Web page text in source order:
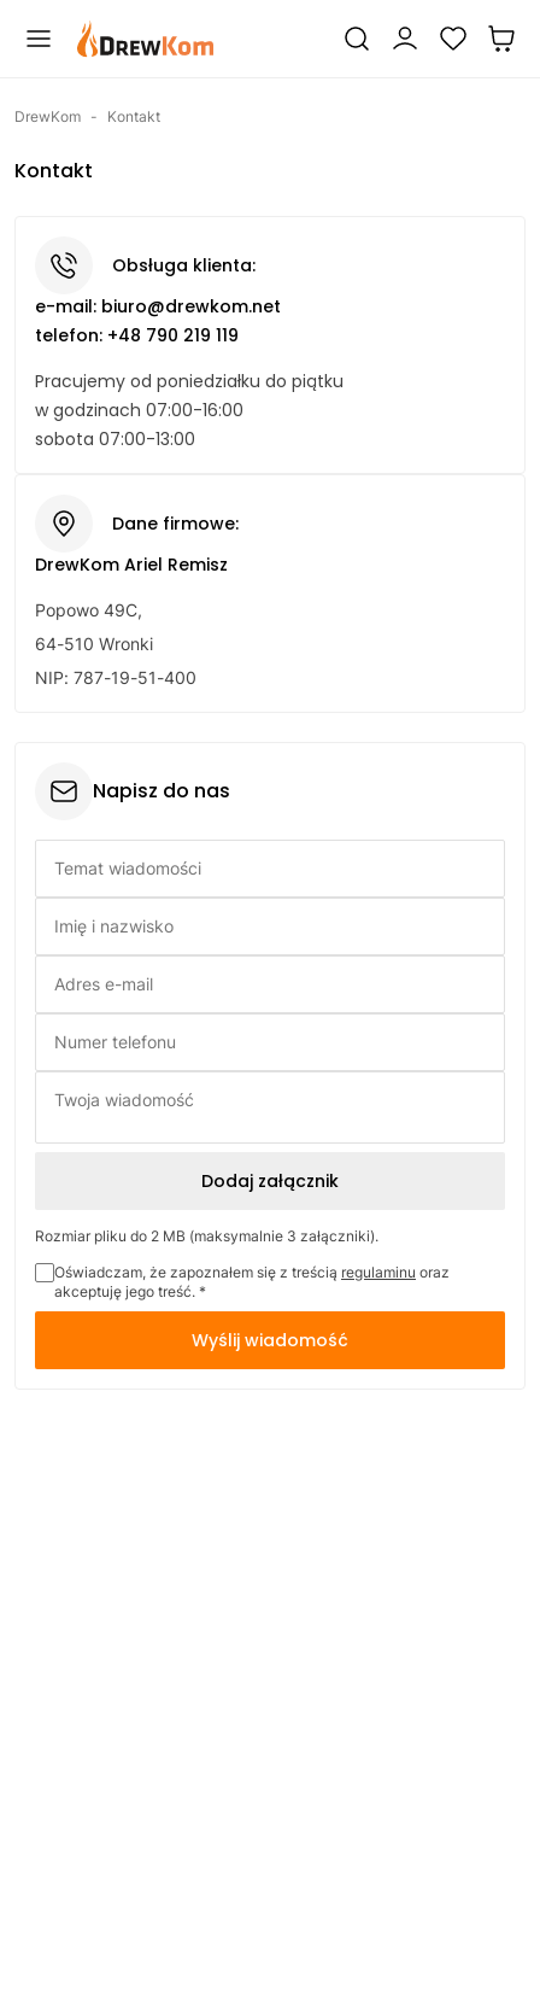
DrewKom - Kontakt
Kontakt
Obsługa klienta:
e-mail: biuro@drewkom.net
telefon: +48 790 219 119
Pracujemy od poniedziałku do piątku
w godzinach 07:00-16:00
sobota 07:00-13:00
Dane firmowe:
DrewKom Ariel Remisz
Popowo 49C,
64-510 Wronki
NIP: 787-19-51-400
Napisz do nas
Temat wiadomości
Imię i nazwisko
Adres e-mail
Numer telefonu
Twoja wiadomość
Dodaj załącznik
Rozmiar pliku do 2 MB (maksymalnie 3 załączniki).
Oświadczam, że zapoznałem się z treścią regulaminu oraz
akceptuję jego treść. *
Wyślij wiadomość